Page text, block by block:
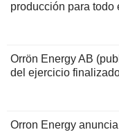
producción para todo
Orrön Energy AB
del ejercicio
Orron Energy